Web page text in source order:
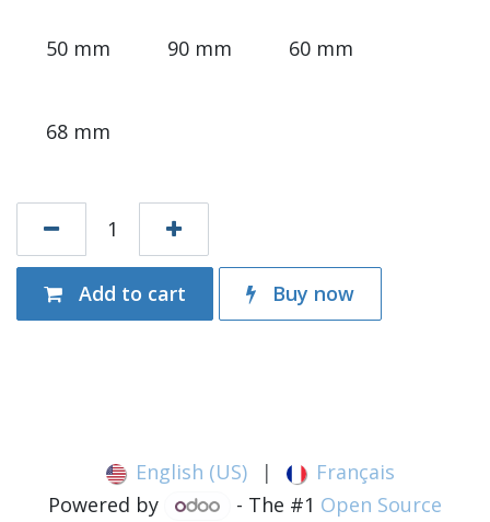
50 mm 90 mm 60 mm
68 mm
Add to cart Buy now
English (US) |
Français
Powered by
- The #1 Open Source